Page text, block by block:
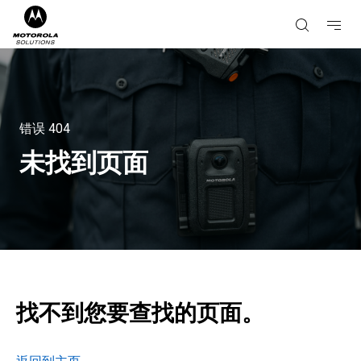
错误 404
未找到页面
找不到您要查找的页面。